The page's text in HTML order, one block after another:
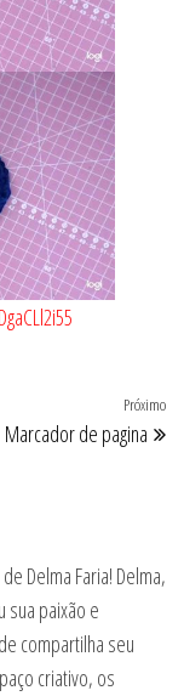
Próximo
Marcador de pagina
Delma Faria! Delma,
sua paixão e
compartilha seu
criativo, os